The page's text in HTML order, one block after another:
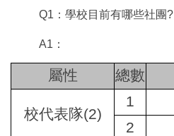
Q1：學校目前有哪些社團?
A1：
屬性 總數
校代表隊(2)
1
2